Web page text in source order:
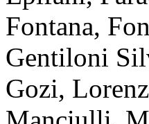
Fontana,
Gentiloni
Gozi,